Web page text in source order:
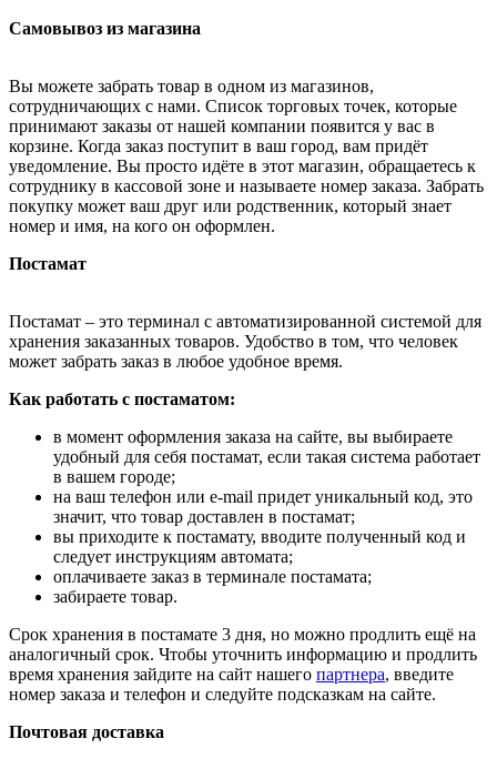
Самовывоз из магазина
Вы можете забрать товар в одном из магазинов,
сотрудничающих с нами. Список торговых точек, которые
принимают заказы от нашей компании появится у вас в
корзине. Когда заказ поступит в ваш город, вам придёт
уведомление. Вы просто идёте в этот магазин, обращаетесь к
сотруднику в кассовой зоне и называете номер заказа. Забрать
покупку может ваш друг или родственник, который знает
номер и имя, на кого он оформлен.
Постамат
Постамат – это терминал с автоматизированной системой для
хранения заказанных товаров. Удобство в том, что человек
может забрать заказ в любое удобное время.
Как работать с постаматом:
в момент оформления заказа на сайте, вы выбираете
удобный для себя постамат, если такая система работает
в вашем городе;
на ваш телефон или e-mail придет уникальный код, это
значит, что товар доставлен в постамат;
вы приходите к постамату, вводите полученный код и
следует инструкциям автомата;
оплачиваете заказ в терминале постамата;
забираете товар.
Срок хранения в постамате 3 дня, но можно продлить ещё на
аналогичный срок. Чтобы уточнить информацию и продлить
время хранения зайдите на сайт нашего партнера, введите
номер заказа и телефон и следуйте подсказкам на сайте.
Почтовая доставка